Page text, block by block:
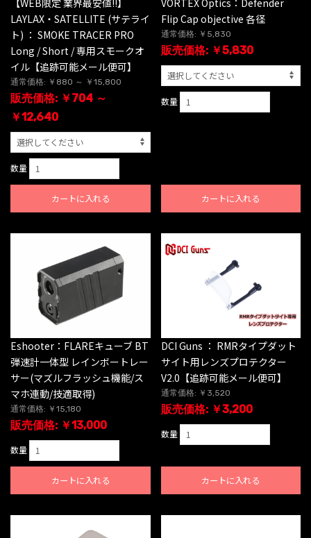
LAYLAX・SATELLITE (サテライ
ト) ： SMOKE TRACER PRO
Long / Short / 専用スモークオ
イル【追跡可能メール便可】
通常価格: ￥880 ～ ￥15,800
販売価格: ￥704 ～
￥12,640
数量
カートに入れる
Flip Cap objective 各径
通常価格: ￥5,830
販売価格: ￥5,830
数量
カートに入れる
Eshooter：FLAREキューブ BT
弾速計一体型 レインボートレー
サー(マズルフラッシュ機能/ス
マホ連動/技適取得)
通常価格: ￥15,180
販売価格: ￥13,000
数量
カートに入れる
DCI Guns ： RMRタイプダット
サイト用レンズプロテクター
V2.0【追跡可能メール便可】
通常価格: ￥3,520
販売価格: ￥3,200
数量
カートに入れる